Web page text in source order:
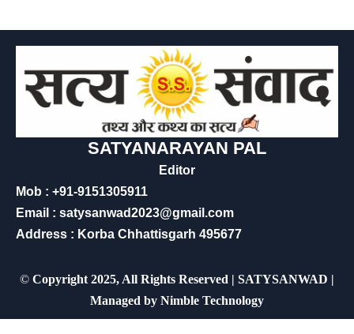
SATYANARAYAN PAL
Editor
Mob : +91-9151305911
Email : satysanwad2023@gmail.com
Address : Korba Chhattisgarh 495677
© Copyright 2025, All Rights Reserved | SATYSANWAD |
Managed by Nimble Technology